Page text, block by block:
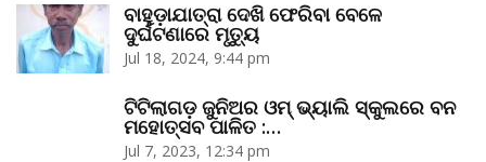
ବାହୁଡ଼ାଯାତ୍ରା ଦେଖି ଫେରିବା ବେଳେ
ଦୁର୍ଘଟଣାରେ ମୃତ୍ୟୁ
Jul 18, 2024, 9:44 pm
ଟିଟିଲାଗଡ଼ ଜୁନିଅର ଓମ୍‌ ଭ୍ୟାଲି ସ୍କୁଲରେ ବନ
ମହୋତ୍ସବ ପାଳିତ :…
Jul 7, 2023, 12:34 pm